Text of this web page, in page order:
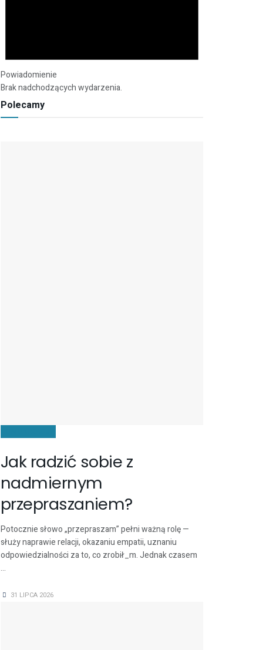
Powiadomienie
Brak nadchodzących wydarzenia.
Polecamy
Jak radzić sobie z
nadmiernym
przepraszaniem?
Potocznie słowo „przepraszam” pełni ważną rolę —
służy naprawie relacji, okazaniu empatii, uznaniu
odpowiedzialności za to, co zrobił_m. Jednak czasem
...
31 LIPCA 2026